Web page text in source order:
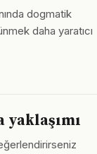
dogmatik
daha yaratıcı